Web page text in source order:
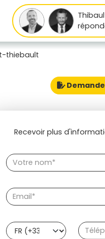
thiebault
Recevoir plus